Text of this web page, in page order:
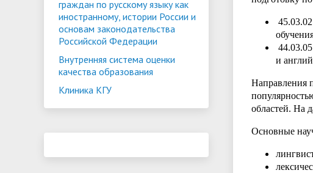
граждан по русскому языку как
иностранному, истории России и
основам законодательства
Российской Федерации
Внутренняя система оценки
качества образования
Клиника КГУ
и
Направления
областей. На
Основные